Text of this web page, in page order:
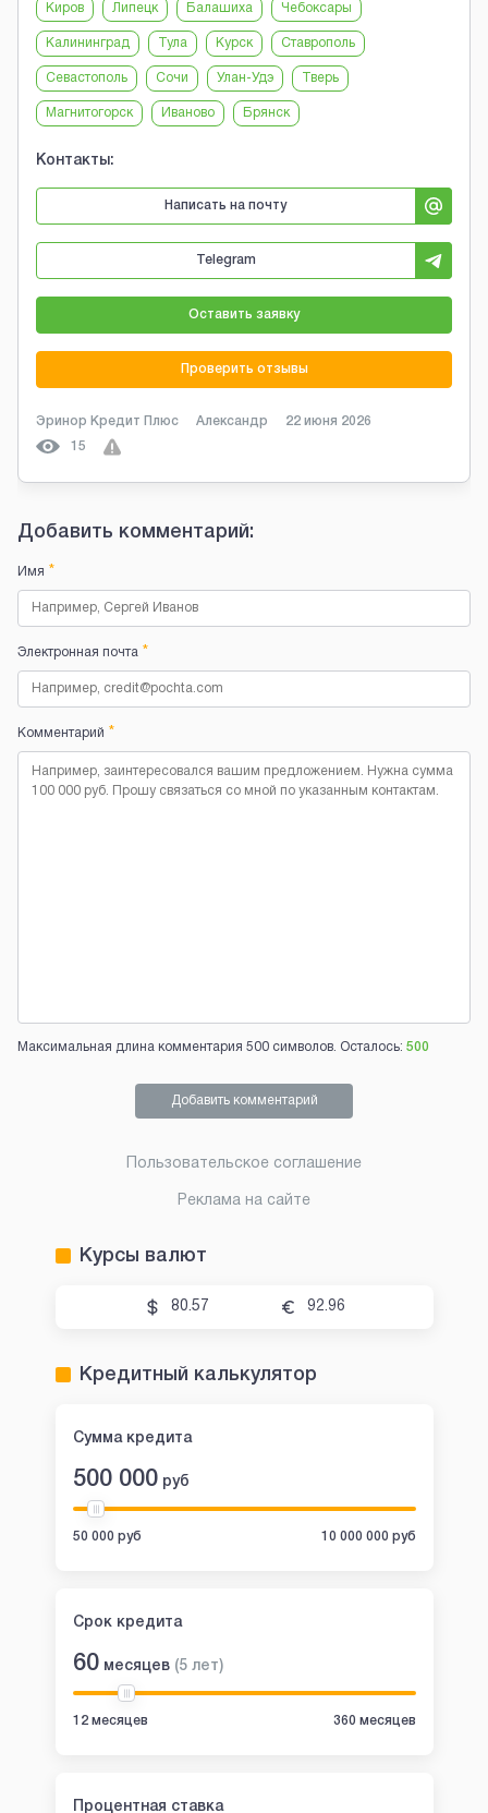
Киров Липецк Балашиха Чебоксары
Калининград Тула Курск Ставрополь
Севастополь Сочи Улан-Удэ Тверь
Магнитогорск Иваново Брянск
Контакты:
Написать на почту
Telegram
Оставить заявку
Проверить отзывы
Эринор Кредит Плюс Александр 22 июня 2026
15
Добавить комментарий:
Имя *
Электронная почта *
Комментарий *
Максимальная длина комментария 500 символов. Осталось: 500
Добавить комментарий
Пользовательское соглашение
Реклама на сайте
Курсы валют
80.57 92.96
Кредитный калькулятор
Сумма кредита
500 000 руб
50 000 руб 10 000 000 руб
Срок кредита
60 месяцев (5 лет)
12 месяцев 360 месяцев
Процентная ставка